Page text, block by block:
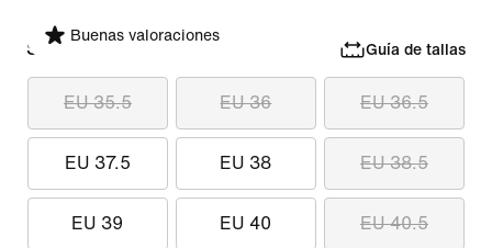
Buenas valoraciones
Selecciona tu talla Guía de tallas
EU 35.5 EU 36 EU 36.5
EU 37.5 EU 38 EU 38.5
EU 39 EU 40 EU 40.5